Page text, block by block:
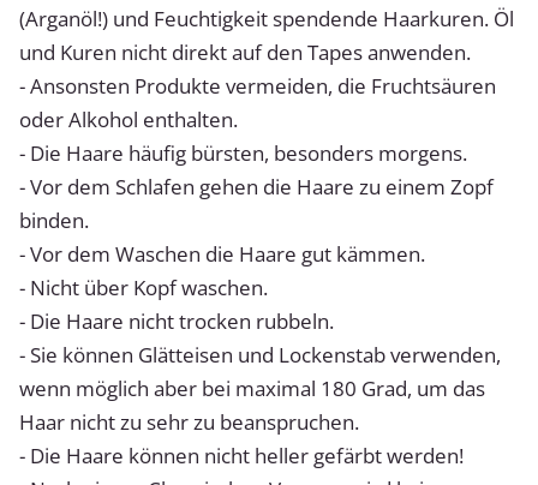
(Arganöl!) und Feuchtigkeit spendende Haarkuren. Öl
und Kuren nicht direkt auf den Tapes anwenden.
- Ansonsten Produkte vermeiden, die Fruchtsäuren
oder Alkohol enthalten.
- Die Haare häufig bürsten, besonders morgens.
- Vor dem Schlafen gehen die Haare zu einem Zopf
binden.
- Vor dem Waschen die Haare gut kämmen.
- Nicht über Kopf waschen.
- Die Haare nicht trocken rubbeln.
- Sie können Glätteisen und Lockenstab verwenden,
wenn möglich aber bei maximal 180 Grad, um das
Haar nicht zu sehr zu beanspruchen.
- Die Haare können nicht heller gefärbt werden!